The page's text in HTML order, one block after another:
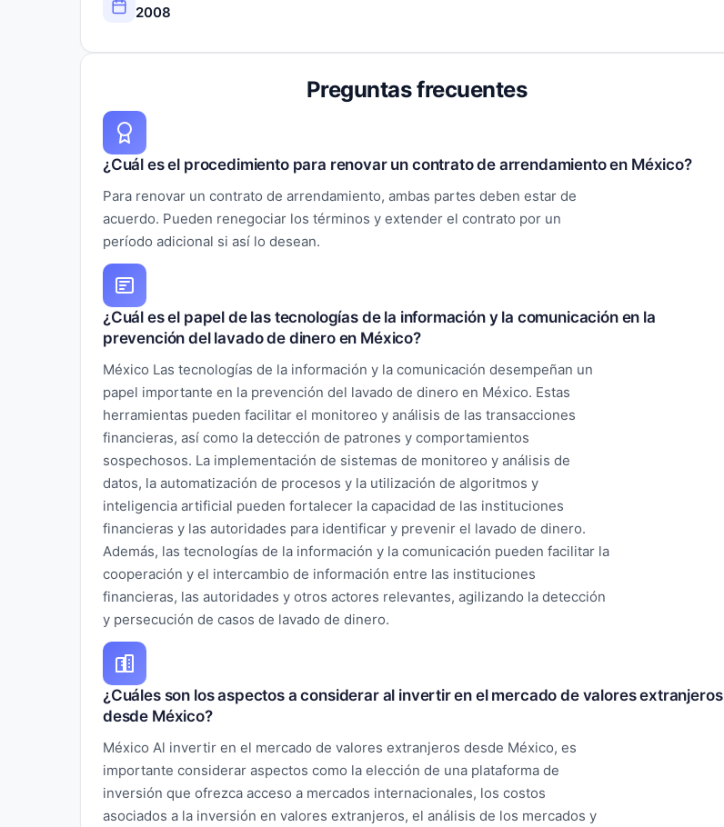
2008
Preguntas frecuentes
¿Cuál es el procedimiento para renovar un contrato de arrendamiento en México?
Para renovar un contrato de arrendamiento, ambas partes deben estar de
acuerdo. Pueden renegociar los términos y extender el contrato por un
período adicional si así lo desean.
¿Cuál es el papel de las tecnologías de la información y la comunicación en la
prevención del lavado de dinero en México?
México Las tecnologías de la información y la comunicación desempeñan un
papel importante en la prevención del lavado de dinero en México. Estas
herramientas pueden facilitar el monitoreo y análisis de las transacciones
financieras, así como la detección de patrones y comportamientos
sospechosos. La implementación de sistemas de monitoreo y análisis de
datos, la automatización de procesos y la utilización de algoritmos y
inteligencia artificial pueden fortalecer la capacidad de las instituciones
financieras y las autoridades para identificar y prevenir el lavado de dinero.
Además, las tecnologías de la información y la comunicación pueden facilitar la
cooperación y el intercambio de información entre las instituciones
financieras, las autoridades y otros actores relevantes, agilizando la detección
y persecución de casos de lavado de dinero.
¿Cuáles son los aspectos a considerar al invertir en el mercado de valores extranjeros
desde México?
México Al invertir en el mercado de valores extranjeros desde México, es
importante considerar aspectos como la elección de una plataforma de
inversión que ofrezca acceso a mercados internacionales, los costos
asociados a la inversión en valores extranjeros, el análisis de los mercados y